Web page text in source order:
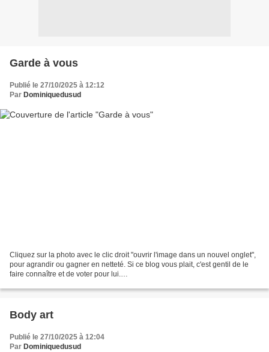
Garde à vous
Publié le 27/10/2025 à 12:12
Par Dominiquedusud
Cliquez sur la photo avec le clic droit "ouvrir l'image dans un nouvel onglet",
pour agrandir ou gagner en netteté. Si ce blog vous plait, c'est gentil de le
faire connaître et de voter pour lui.
Body art
Publié le 27/10/2025 à 12:04
Par Dominiquedusud